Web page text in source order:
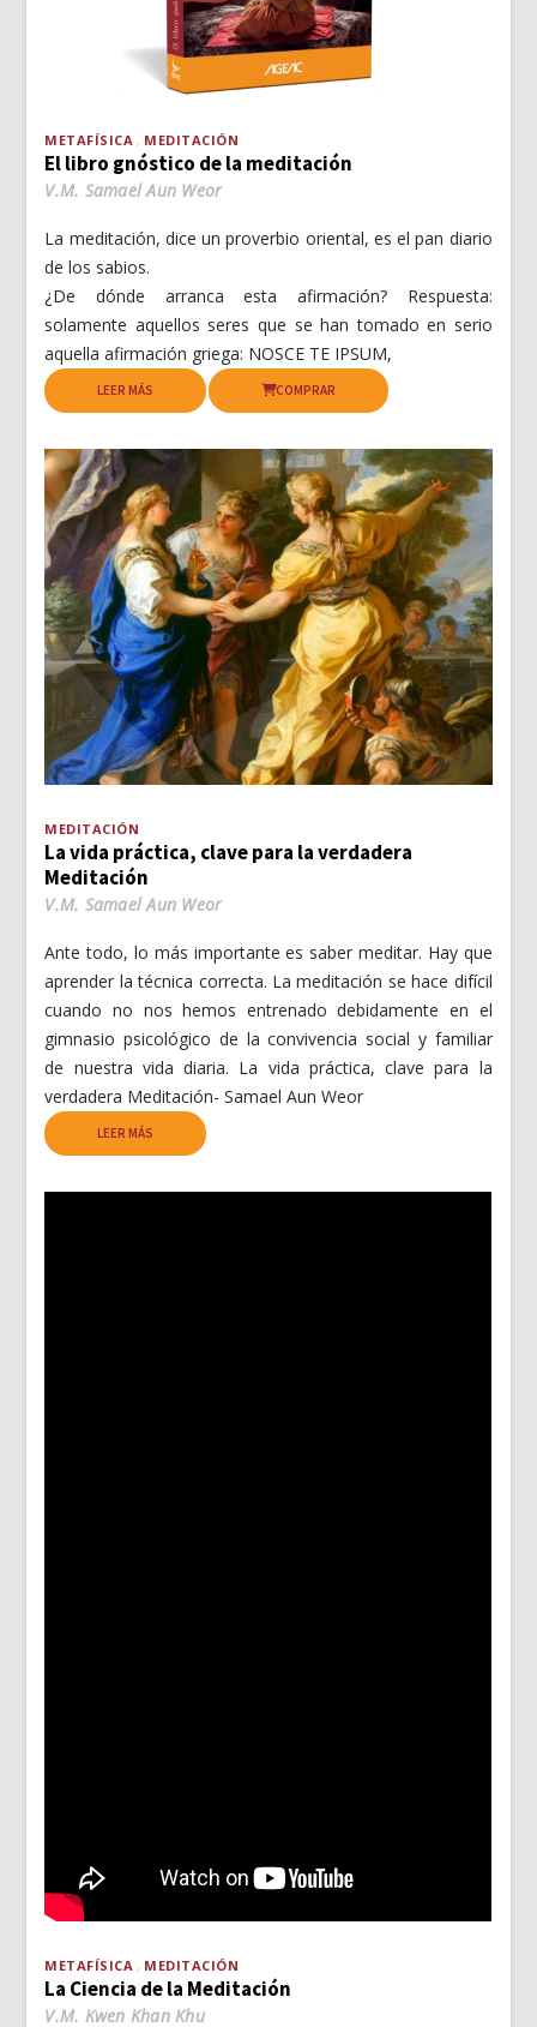
METAFÍSICA MEDITACIÓN
El libro gnóstico de la meditación
V.M. Samael Aun Weor
La meditación, dice un proverbio oriental, es el pan diario
de los sabios.
¿De dónde arranca esta afirmación? Respuesta:
solamente aquellos seres que se han tomado en serio
aquella afirmación griega: NOSCE TE IPSUM,
LEER MÁS COMPRAR
MEDITACIÓN
La vida práctica, clave para la verdadera
Meditación
V.M. Samael Aun Weor
Ante todo, lo más importante es saber meditar. Hay que
aprender la técnica correcta. La meditación se hace difícil
cuando no nos hemos entrenado debidamente en el
gimnasio psicológico de la convivencia social y familiar
de nuestra vida diaria. La vida práctica, clave para la
verdadera Meditación- Samael Aun Weor
LEER MÁS
METAFÍSICA MEDITACIÓN
La Ciencia de la Meditación
V.M. Kwen Khan Khu